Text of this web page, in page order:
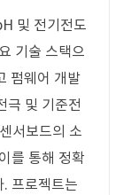
및 전기전도
기술 스택으
펌웨어 개발
극 및 기준전
서보드의 소
를 통해 정확
프로젝트는